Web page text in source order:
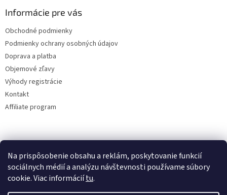
Na prispôsobenie obsahu a reklám, poskytovanie funkcií
sociálnych médií a analýzu návštevnosti používame súbory
cookie. Viac informáciítu.
Informácie pre vás
Obchodné podmienky
Podmienky ochrany osobných údajov
Doprava a platba
Objemové zľavy
Výhody registrácie
Kontakt
Affiliate program